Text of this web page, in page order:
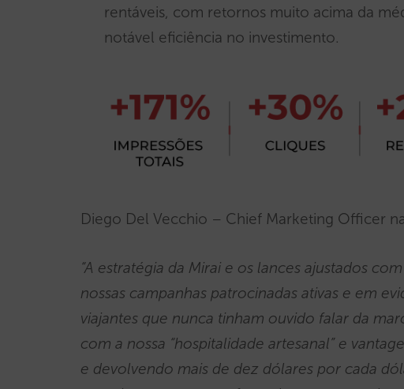
rentáveis, com retornos muito acima da
notável eficiência no investimento.
Diego Del Vecchio – Chief Marketing Officer
“A estratégia da Mirai e os lances ajustados
nossas campanhas patrocinadas ativas e em
viajantes que nunca tinham ouvido falar da
com a nossa “hospitalidade artesanal” e
e devolvendo mais de dez dólares por cada